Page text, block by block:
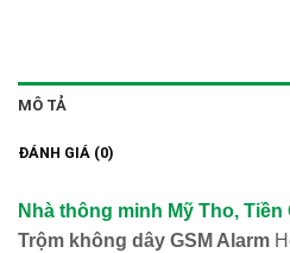
MÔ TẢ
ĐÁNH GIÁ (0)
Nhà thông minh Mỹ Tho, Tiền
Trộm không dây GSM Alarm